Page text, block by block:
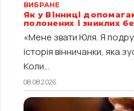
ВИБРАНЕ
Як у Вінниці
полонених і зниклих
«Мене звати Юля. Я
історія вінничанки, яка
Коли...
08.08.2026